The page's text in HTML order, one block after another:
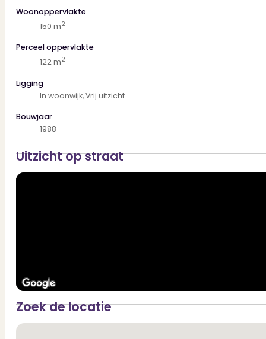
Woonoppervlakte
150 m2
Perceel oppervlakte
122 m2
Ligging
In woonwijk, Vrij uitzicht
Bouwjaar
1988
Uitzicht op straat
Zoek de locatie